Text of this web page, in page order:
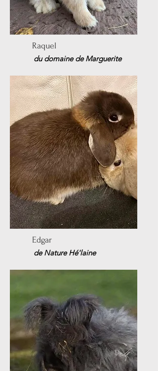
Raquel
du domaine de Marguerite
Edgar
de Nature Hé'laine